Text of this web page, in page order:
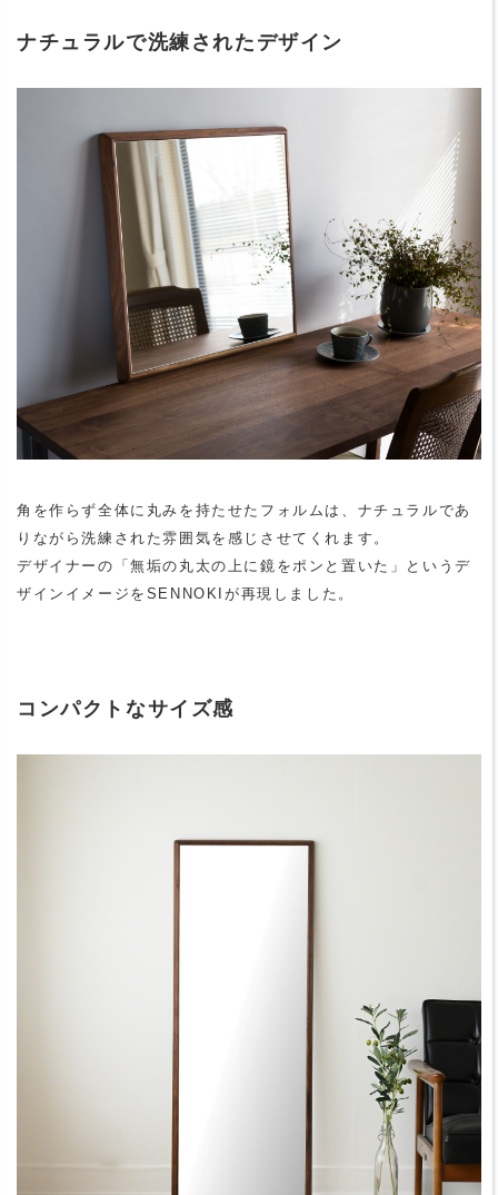
ナチュラルで洗練されたデザイン
角を作らず全体に丸みを持たせたフォルムは、ナチュラルであ
りながら洗練された雰囲気を感じさせてくれます。
デザイナーの「無垢の丸太の上に鏡をポンと置いた」というデ
ザインイメージをSENNOKIが再現しました。
コンパクトなサイズ感